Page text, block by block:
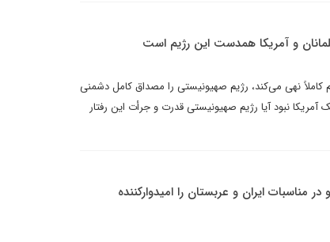
و آمریکا همدست این رژیم است
کاملاً نهی می‌کند، رژیم صهیونیستی را مصداق کامل دشمنی
آمریکا نبود آیا رژیم صهیونیستی قدرت و جرأت این رفتار
ایران و عربستان را امیدوارکننده